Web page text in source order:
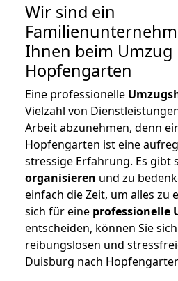
Wir sind ein
Ihnen beim Umzug
Hopfengarten
Eine professionelle
Vielzahl von
Arbeit abzunehmen, denn
Hopfengarten ist eine
stressige Erfahrung. Es gibt
organisieren und zu
einfach die Zeit, um alles zu
sich für eine professionelle
entscheiden, können Sie
reibungslosen und
Duisburg nach